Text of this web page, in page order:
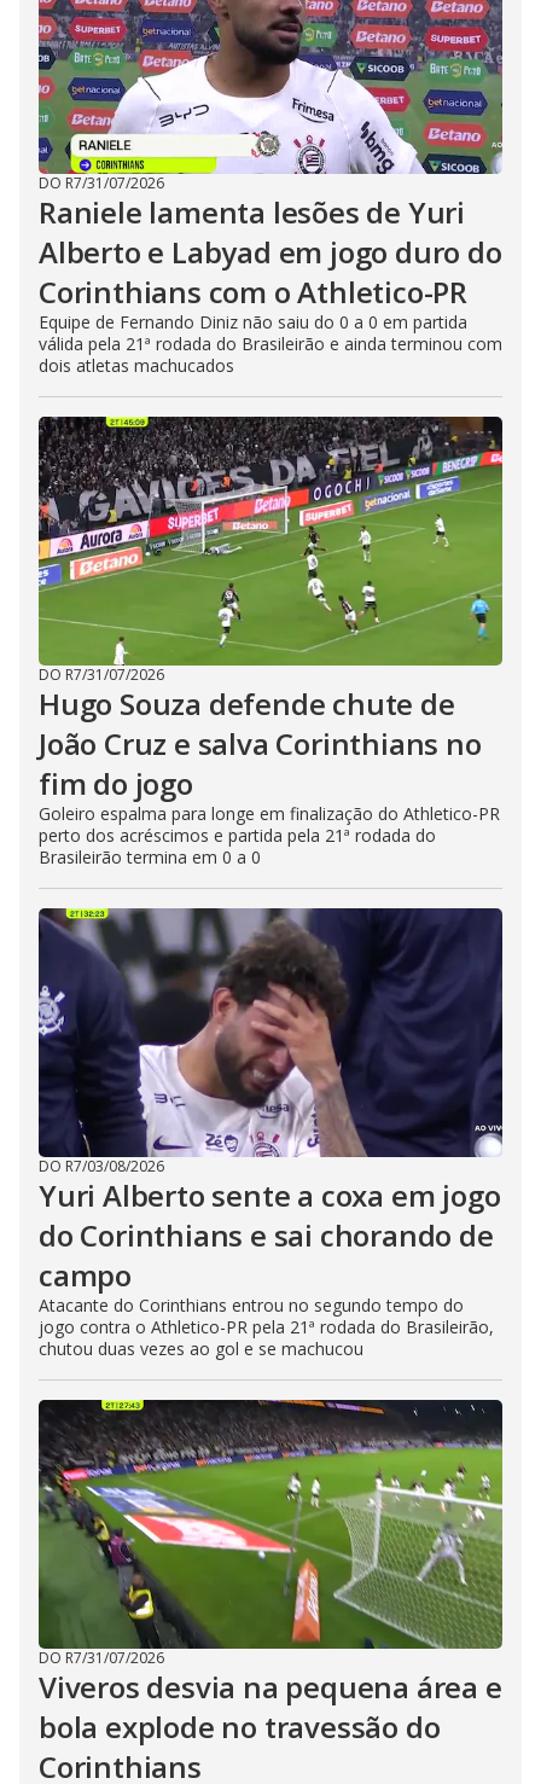
DO R7/31/07/2026
Raniele lamenta lesões de Yuri
Alberto e Labyad em jogo duro do
Corinthians com o Athletico-PR
Equipe de Fernando Diniz não saiu do 0 a 0 em partida
válida pela 21ª rodada do Brasileirão e ainda terminou com
dois atletas machucados
DO R7/31/07/2026
Hugo Souza defende chute de
João Cruz e salva Corinthians no
fim do jogo
Goleiro espalma para longe em finalização do Athletico-PR
perto dos acréscimos e partida pela 21ª rodada do
Brasileirão termina em 0 a 0
DO R7/03/08/2026
Yuri Alberto sente a coxa em jogo
do Corinthians e sai chorando de
campo
Atacante do Corinthians entrou no segundo tempo do
jogo contra o Athletico-PR pela 21ª rodada do Brasileirão,
chutou duas vezes ao gol e se machucou
DO R7/31/07/2026
Viveros desvia na pequena área e
bola explode no travessão do
Corinthians